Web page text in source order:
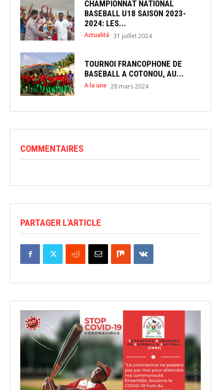
CHAMPIONNAT NATIONAL
BASEBALL U18 SAISON 2023-
2024: LES...
Actualité 31 juillet 2024
TOURNOI FRANCOPHONE DE
BASEBALL A COTONOU, AU...
A la une 28 mars 2024
COMMENTAIRES
PARTAGER L'ARTICLE